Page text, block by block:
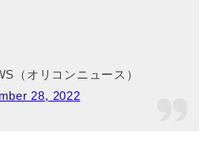
（オリコンニュース）
28, 2022